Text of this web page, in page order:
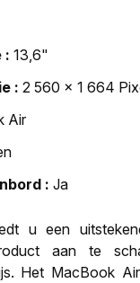
13,6"
2 560 x 1 664
Air
Ja
u een
aan te
Het MacBook